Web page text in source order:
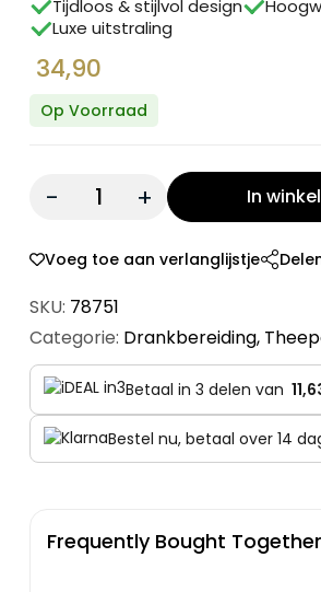
Tijdloos & stijlvol design
Luxe uitstraling
34,90
Op Voorraad
Quantity: In
Voeg toe aan verlanglijstje
SKU: 78751
Categorie: Drankbereiding,
Betaal in 3 delen van
Bestel nu, betaal over 14
Frequently Bought Together